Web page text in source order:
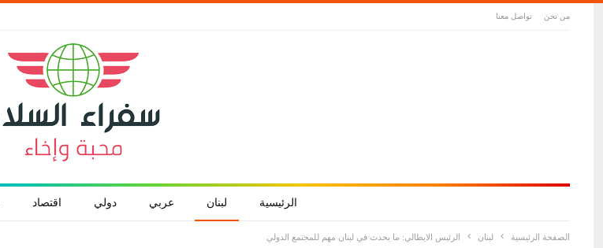
من نحن تواصل معنا
الرئيسية لبنان عربي دولي اقتصاد
الصفحة الرئيسية لبنان الرئيس الايطالي: ما يحدث في لبنان مهم للمجتمع الدولي